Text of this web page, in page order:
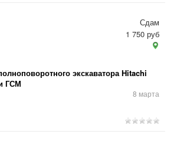
экскаватора Hitachi
ГСМ
8 марта
Сдам
1 750 руб